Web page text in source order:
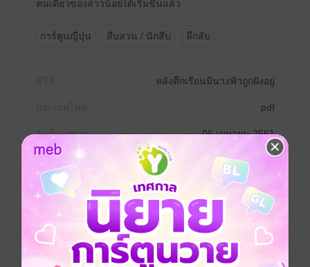
คนเดียวของสาวน้อยได้เริ่มขึ้นแล้ว
การ์ตูนญี่ปุ่น สืบสวน / นักสืบ ลึกลับ
หลังตึกเรียนมีนางฟ้าถูกฝังอยู่
pdf
วันที่วางขาย 06 เมษายน 2561
178 หน้า
ราคาปก 50 บาท (ประหยัด 30%)
สนใจเวอร์ชันกระดาษ เชิญทางนี้!
เวอร์ชันกระดาษมีวางขายที่เว็บไซต์สำนัก
พิมพ์ จะไม่มีขายโดย MEB นะจ๊ะ สามารถสั่ง